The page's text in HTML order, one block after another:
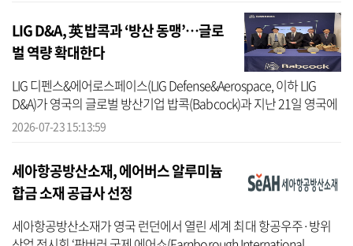
LIG D&A, 英 밥콕과 ‘방산 동맹’…글로
벌 역량 확대한다
LIG 디펜스&에어로스페이스(LIG Defense&Aerospace, 이하 LIG
D&A)가 영국의 글로벌 방산기업 밥콕(Babcock)과 지난 21일 영국에
서 개최된 세계 최대 항공우주·방산전시회 ‘판버러 국제에어쇼
2026-07-23 15:13:59
세아항공방산소재, 에어버스 알루미늄
합금 소재 공급사 선정
세아항공방산소재가 영국 런던에서 열린 세계 최대 항공우주·방위